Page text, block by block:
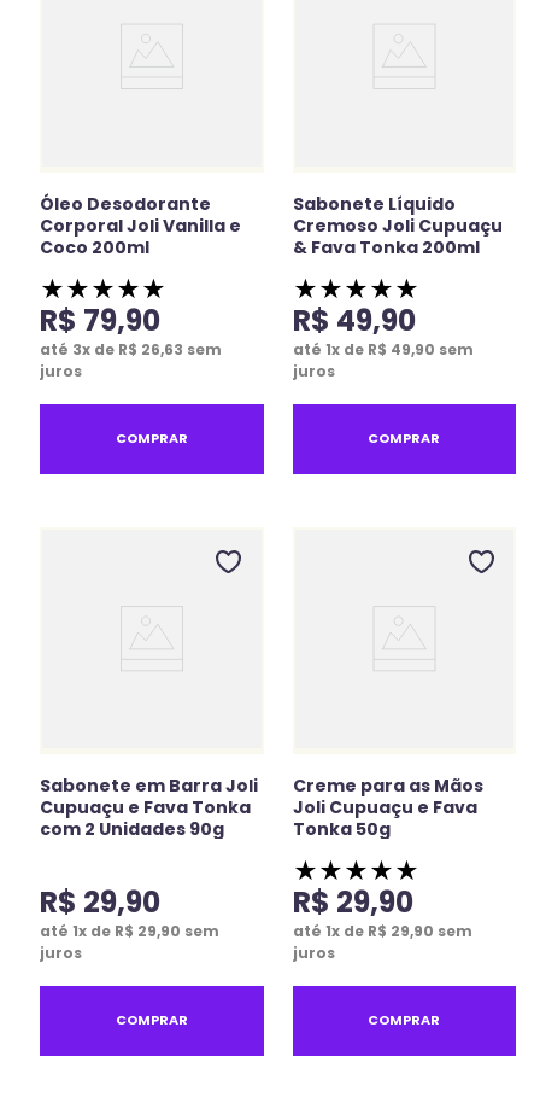
Óleo Desodorante
Corporal Joli Vanilla e
Coco 200ml
★★★★★
R$ 79,90
até 3x de R$ 26,63 sem
juros
COMPRAR
Sabonete Líquido
Cremoso Joli Cupuaçu
& Fava Tonka 200ml
★★★★★
R$ 49,90
até 1x de R$ 49,90 sem
juros
COMPRAR
Sabonete em Barra Joli
Cupuaçu e Fava Tonka
com 2 Unidades 90g
R$ 29,90
até 1x de R$ 29,90 sem
juros
COMPRAR
Creme para as Mãos
Joli Cupuaçu e Fava
Tonka 50g
★★★★★
R$ 29,90
até 1x de R$ 29,90 sem
juros
COMPRAR